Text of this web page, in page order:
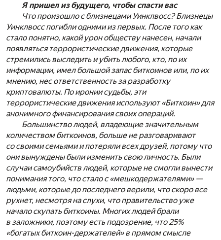
Я пришел из будущего, чтобы спасти вас
Что произошло с близнецами Уинклвосс? Близнецы
Уинклвосс погибли одними из первых. После того как
стало понятно, какой урон обществу нанесен, начали
появляться террористические движения, которые
стремились выследить и убить любого, кто, по их
информации, имел большой запас биткоинов или, по их
мнению, нес ответственность за разработку
криптовалюты. По иронии судьбы, эти
террористические движения используют «Биткоин» для
анонимного финансирования своих операций.
Большинство людей, владеющие значительным
количеством биткоинов, больше не разговаривают
со своими семьями и потеряли всех друзей, потому что
они вынуждены были изменить свою личность. Были
случаи самоубийств людей, которые не смогли вынести
понимания того, что стало с «мешкодержателями» —
людьми, которые до последнего верили, что скоро все
рухнет, несмотря на слухи, что правительство уже
начало скупать биткоины. Многих людей брали
в заложники, поэтому есть подозрение, что 25%
«богатых биткоин-держателей» в прямом смысле